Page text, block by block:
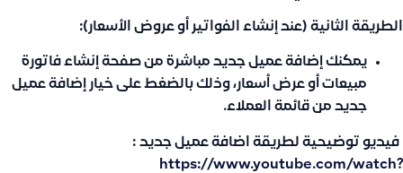
الطريقة الثانية (عند إنشاء الفواتير أو عروض الأسعار):
يمكنك إضافة عميل جديد مباشرة من صفحة إنشاء فاتورة
مبيعات أو عرض أسعار، وذلك بالضغط على خيار إضافة عميل
جديد من قائمة العملاء.
فيديو توضيحية لطريقة اضافة عميل جديد :
https://www.youtube.com/watch?